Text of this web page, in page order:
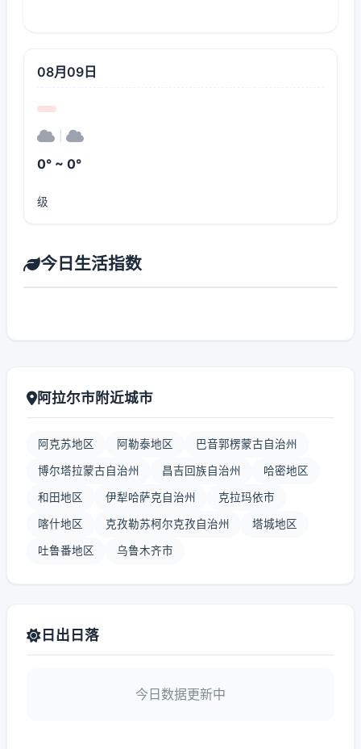
08月09日
0° ~ 0°
级
今日生活指数
阿拉尔市附近城市
阿克苏地区 阿勒泰地区 巴音郭楞蒙古自治州
博尔塔拉蒙古自治州 昌吉回族自治州 哈密地区
和田地区 伊犁哈萨克自治州 克拉玛依市
喀什地区 克孜勒苏柯尔克孜自治州 塔城地区
吐鲁番地区 乌鲁木齐市
日出日落
今日数据更新中